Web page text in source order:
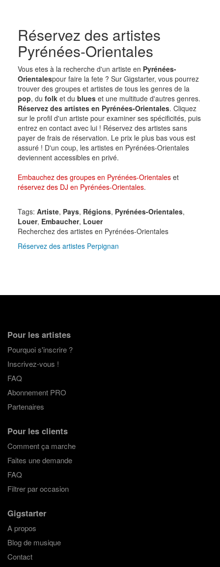
Réservez des artistes
Pyrénées-Orientales
Vous etes à la recherche d'un artiste en Pyrénées-
Orientalespour faire la fete ? Sur Gigstarter, vous pourrez
trouver des groupes et artistes de tous les genres de la
pop, du folket du blueset une multitude d'autres genres.
Réservez des artistes en Pyrénées-Orientales. Cliquez
sur le profil d'un artiste pour examiner ses spécificités, puis
entrez en contact avec lui ! Réservez des artistes sans
payer de frais de réservation. Le prix le plus bas vous est
assuré ! D'un coup, les artistes en Pyrénées-Orientales
deviennent accessibles en privé.
Embauchez des groupes en Pyrénées-Orientaleset
réservez des DJ en Pyrénées-Orientales.
Tags: Artiste, Pays, Régions, Pyrénées-Orientales,
Louer, Embaucher, Louer
Recherchez des artistes en Pyrénées-Orientales
Réservez des artistes Perpignan
Pour les artistes
Pourquoi s'inscrire ?
Inscrivez-vous !
FAQ
Abonnement PRO
Partenaires
Pour les clients
Comment ça marche
Faites une demande
FAQ
Filtrer par occasion
Gigstarter
A propos
Blog de musique
Contact